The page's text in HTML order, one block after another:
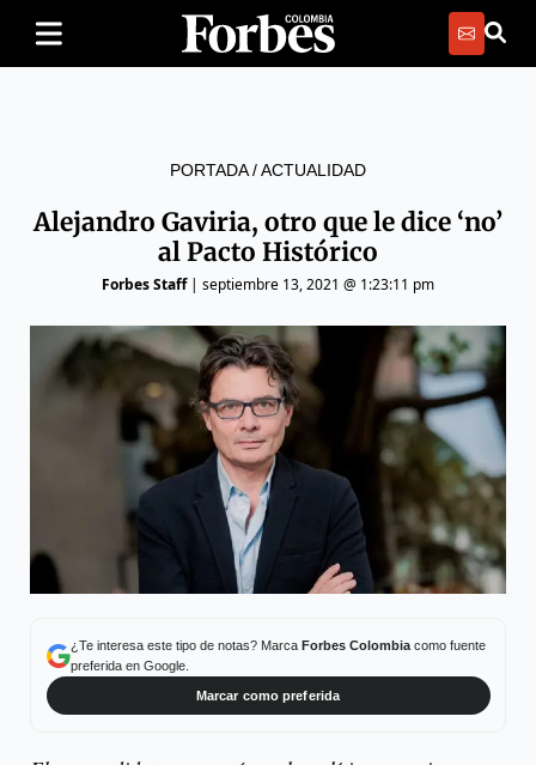
PORTADA/ACTUALIDAD
Alejandro Gaviria, otro que le dice ‘no’
al Pacto Histórico
Forbes Staff| septiembre 13, 2021 @ 1:23:11 pm
¿Te interesa este tipo de notas? Marca Forbes Colombiacomo fuente
preferida en Google.
Marcar como preferida